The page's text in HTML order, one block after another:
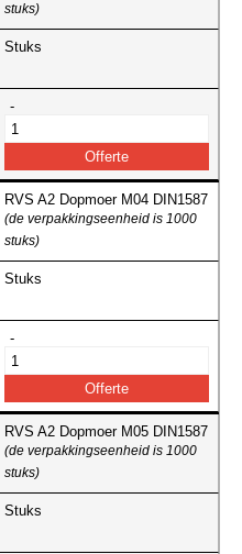
stuks)
Stuks
-
RVS A2 Dopmoer M04 DIN1587
(de verpakkingseenheid is 1000
stuks)
Stuks
-
RVS A2 Dopmoer M05 DIN1587
(de verpakkingseenheid is 1000
stuks)
Stuks